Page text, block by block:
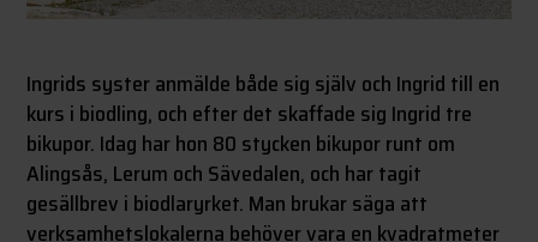
Ingrids syster anmälde både sig själv och Ingrid till en
kurs i biodling, och efter det skaffade sig Ingrid tre
bikupor. Idag har hon 80 stycken bikupor runt om
Alingsås, Lerum och Sävedalen, och har tagit
gesällbrev i biodlaryrket. Man brukar säga att
verksamhetslokalerna behöver vara en kvadratmeter